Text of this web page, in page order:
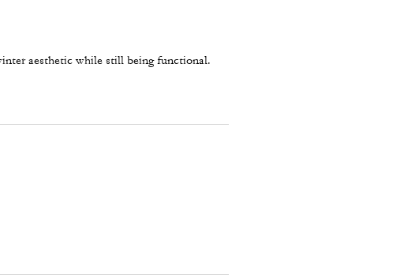
aesthetic while still being functional.